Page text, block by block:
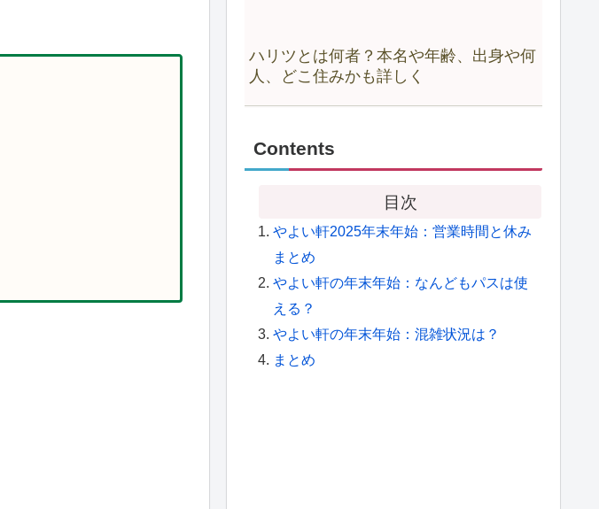
ハリツとは何者？本名や年齢、出身や何
人、どこ住みかも詳しく
Contents
目次
やよい軒2025年末年始：営業時間と休み
まとめ
やよい軒の年末年始：なんどもパスは使
える？
やよい軒の年末年始：混雑状況は？
まとめ